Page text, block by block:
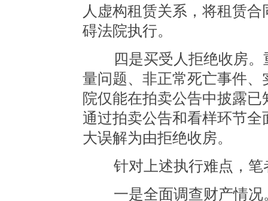
人虚构租赁关系，将租赁
碍法院执行。
四是买受人拒绝收房。
量问题、非正常死亡事件
院仅能在拍卖公告中披露
通过拍卖公告和看样环节
大误解为由拒绝收房。
针对上述执行难点，笔
一是全面调查财产情况